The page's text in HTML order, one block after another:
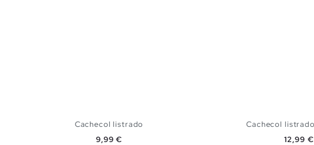
Cachecol listrado
Preço
9,99 €
Cachecol
Preço
12,99 €